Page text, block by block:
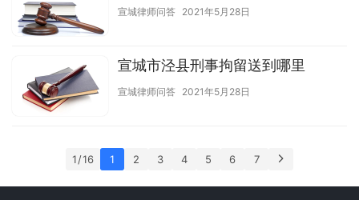
宣城律师问答 2021年5月28日
宣城市泾县刑事拘留送到哪里
宣城律师问答 2021年5月28日
1 / 16 1 2 3 4 5 6 7